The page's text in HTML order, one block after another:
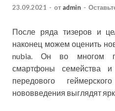
23.09.2021 - от admin -
После ряда тизеров и
наконец можем оценить
nubia. Он во многом
смартфоны семейства
передового
нововведения выглядят